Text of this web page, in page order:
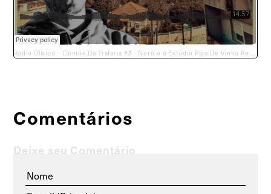
Radio Olisipo · Contos Da Trafaria #5 - Nero e o Estúdio Pipa De Vinho Records
Comentários
Deixe seu Comentário